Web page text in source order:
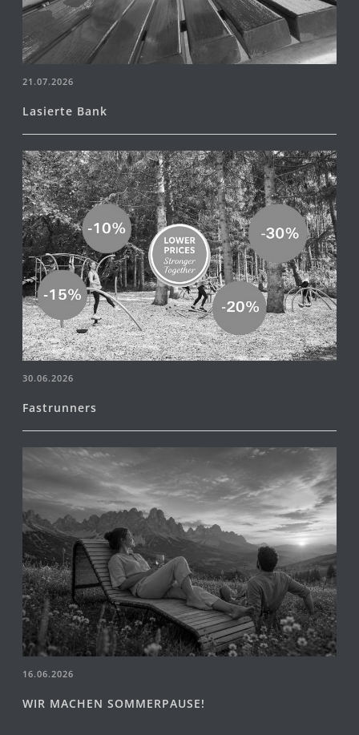
21.07.2026
Lasierte Bank
30.06.2026
Fastrunners
16.06.2026
WIR MACHEN SOMMERPAUSE!